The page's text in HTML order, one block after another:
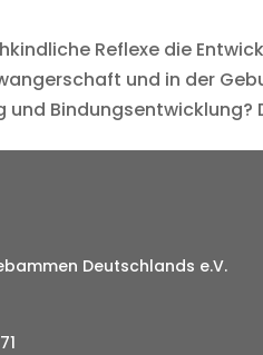
Reflexe die
und in der
und Bindungsentwicklung?
Deutschlands e.V.